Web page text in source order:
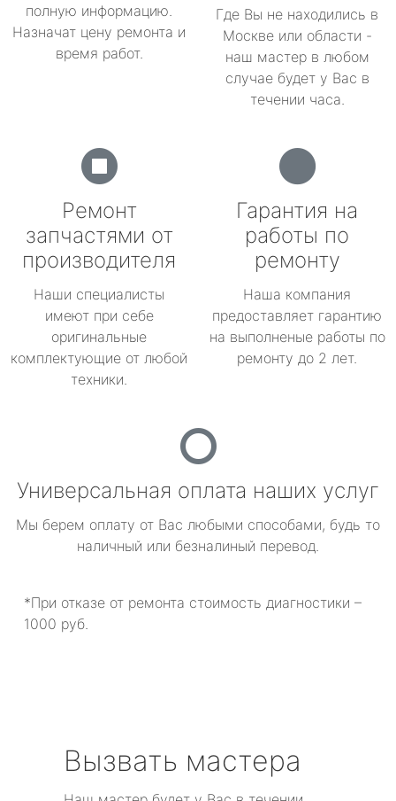
полную информацию.
Назначат цену ремонта и
время работ.
Где Вы не находились в
Москве или области -
наш мастер в любом
случае будет у Вас в
течении часа.
Ремонт
запчастями от
производителя
Наши специалисты
имеют при себе
оригинальные
комплектующие от любой
техники.
Гарантия на
работы по
ремонту
Наша компания
предоставляет гарантию
на выполненые работы по
ремонту до 2 лет.
Универсальная оплата наших услуг
Мы берем оплату от Вас любыми способами, будь то
наличный или безналиный перевод.
*При отказе от ремонта стоимость диагностики –
1000 руб.
Вызвать мастера